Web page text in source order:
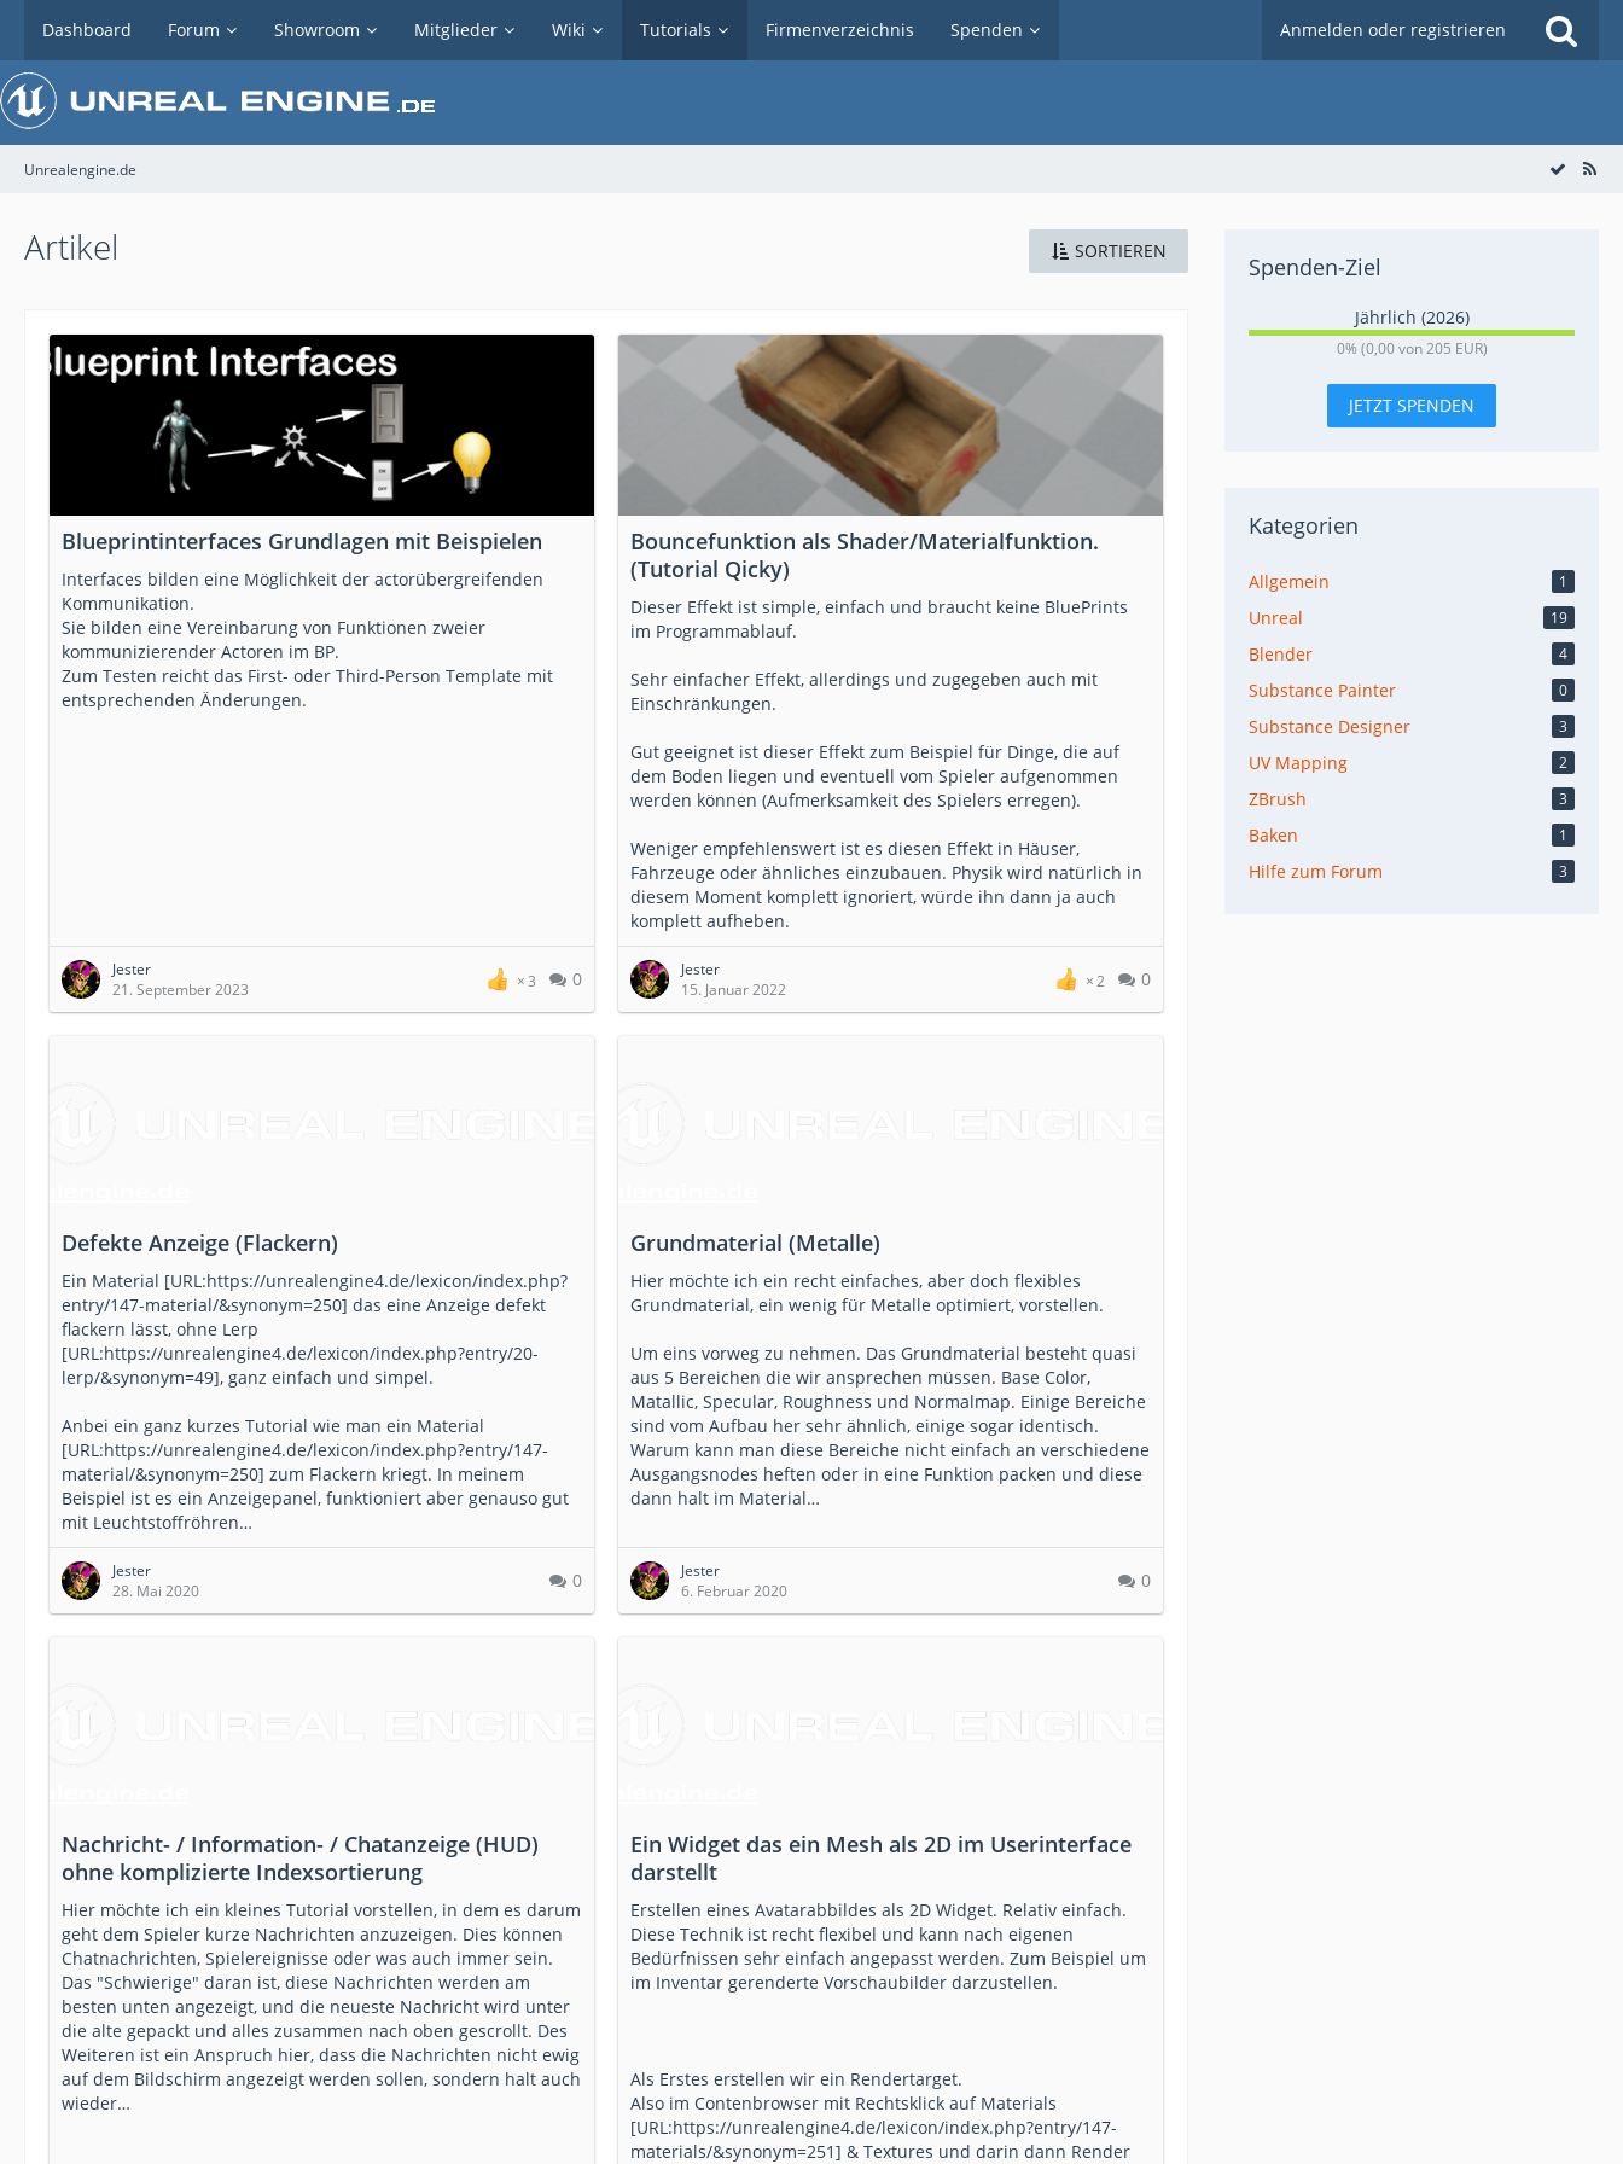
Dashboard Forum Showroom Mitglieder Wiki Tutorials Firmenverzeichnis Spenden Anmelden oder registrieren
Unrealengine.de
Artikel SORTIEREN
Blueprintinterfaces Grundlagen mit Beispielen
Interfaces bilden eine Möglichkeit der actorübergreifenden
Kommunikation.
Sie bilden eine Vereinbarung von Funktionen zweier
kommunizierender Actoren im BP.
Zum Testen reicht das First- oder Third-Person Template mit
entsprechenden Änderungen.
Jester
21. September 2023
3 0
Bouncefunktion als Shader/Materialfunktion.
(Tutorial Qicky)
Dieser Effekt ist simple, einfach und braucht keine BluePrints
im Programmablauf.
Sehr einfacher Effekt, allerdings und zugegeben auch mit
Einschränkungen.
Gut geeignet ist dieser Effekt zum Beispiel für Dinge, die auf
dem Boden liegen und eventuell vom Spieler aufgenommen
werden können (Aufmerksamkeit des Spielers erregen).
Weniger empfehlenswert ist es diesen Effekt in Häuser,
Fahrzeuge oder ähnliches einzubauen. Physik wird natürlich in
diesem Moment komplett ignoriert, würde ihn dann ja auch
komplett aufheben.
Jester
15. Januar 2022
2 0
Defekte Anzeige (Flackern)
Ein Material [URL:https://unrealengine4.de/lexicon/index.php?
entry/147-material/&synonym=250] das eine Anzeige defekt
flackern lässt, ohne Lerp
[URL:https://unrealengine4.de/lexicon/index.php?entry/20-
lerp/&synonym=49], ganz einfach und simpel.
Anbei ein ganz kurzes Tutorial wie man ein Material
[URL:https://unrealengine4.de/lexicon/index.php?entry/147-
material/&synonym=250] zum Flackern kriegt. In meinem
Beispiel ist es ein Anzeigepanel, funktioniert aber genauso gut
mit Leuchtstoffröhren…
Jester
28. Mai 2020
0
Grundmaterial (Metalle)
Hier möchte ich ein recht einfaches, aber doch flexibles
Grundmaterial, ein wenig für Metalle optimiert, vorstellen.
Um eins vorweg zu nehmen. Das Grundmaterial besteht quasi
aus 5 Bereichen die wir ansprechen müssen. Base Color,
Matallic, Specular, Roughness und Normalmap. Einige Bereiche
sind vom Aufbau her sehr ähnlich, einige sogar identisch.
Warum kann man diese Bereiche nicht einfach an verschiedene
Ausgangsnodes heften oder in eine Funktion packen und diese
dann halt im Material…
Jester
6. Februar 2020
0
Nachricht- / Information- / Chatanzeige (HUD)
ohne komplizierte Indexsortierung
Hier möchte ich ein kleines Tutorial vorstellen, in dem es darum
geht dem Spieler kurze Nachrichten anzuzeigen. Dies können
Chatnachrichten, Spielereignisse oder was auch immer sein.
Das "Schwierige" daran ist, diese Nachrichten werden am
besten unten angezeigt, und die neueste Nachricht wird unter
die alte gepackt und alles zusammen nach oben gescrollt. Des
Weiteren ist ein Anspruch hier, dass die Nachrichten nicht ewig
auf dem Bildschirm angezeigt werden sollen, sondern halt auch
wieder…
Ein Widget das ein Mesh als 2D im Userinterface
darstellt
Erstellen eines Avatarabbildes als 2D Widget. Relativ einfach.
Diese Technik ist recht flexibel und kann nach eigenen
Bedürfnissen sehr einfach angepasst werden. Zum Beispiel um
im Inventar gerenderte Vorschaubilder darzustellen.
Als Erstes erstellen wir ein Rendertarget.
Also im Contenbrowser mit Rechtsklick auf Materials
[URL:https://unrealengine4.de/lexicon/index.php?entry/147-
materials/&synonym=251] & Textures und darin dann Render
Spenden-Ziel
Jährlich (2026)
0
0% (0,00 von 205 EUR)
JETZT SPENDEN
Kategorien
Allgemein 1
Unreal 19
Blender 4
Substance Painter 0
Substance Designer 3
UV Mapping 2
ZBrush 3
Baken 1
Hilfe zum Forum 3